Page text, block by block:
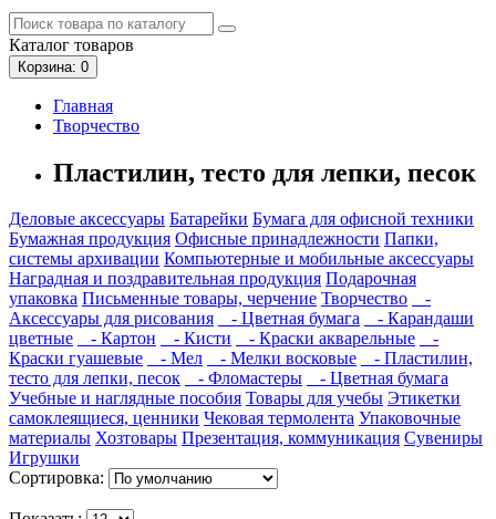
Каталог товаров
Корзина: 0
Главная
Творчество
Пластилин, тесто для лепки, песок
Деловые аксессуары Батарейки Бумага для офисной техники
Бумажная продукция Офисные принадлежности Папки,
системы архивации Компьютерные и мобильные аксессуары
Наградная и поздравительная продукция Подарочная
упаковка Письменные товары, черчение Творчество
-
Аксессуары для рисования
- Цветная бумага
- Карандаши
цветные
- Картон - Кисти - Краски акварельные
-
Краски гуашевые
- Мел - Мелки восковые
- Пластилин,
тесто для лепки, песок
- Фломастеры
- Цветная бумага
Учебные и наглядные пособия Товары для учебы Этикетки
самоклеящиеся, ценники Чековая термолента Упаковочные
материалы Хозтовары Презентация, коммуникация Сувениры
Игрушки
Сортировка: